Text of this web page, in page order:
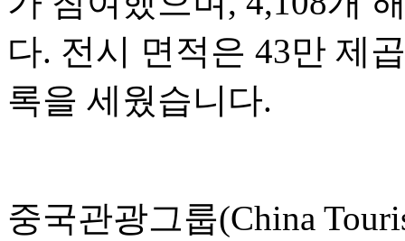
다. 전시 면적은 43만 제
록을 세웠습니다.
중국관광그룹(China